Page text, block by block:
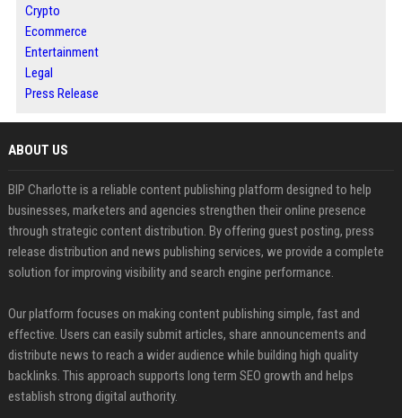
Crypto
Ecommerce
Entertainment
Legal
Press Release
ABOUT US
BIP Charlotte is a reliable content publishing platform designed to help
businesses, marketers and agencies strengthen their online presence
through strategic content distribution. By offering guest posting, press
release distribution and news publishing services, we provide a complete
solution for improving visibility and search engine performance.
Our platform focuses on making content publishing simple, fast and
effective. Users can easily submit articles, share announcements and
distribute news to reach a wider audience while building high quality
backlinks. This approach supports long term SEO growth and helps
establish strong digital authority.